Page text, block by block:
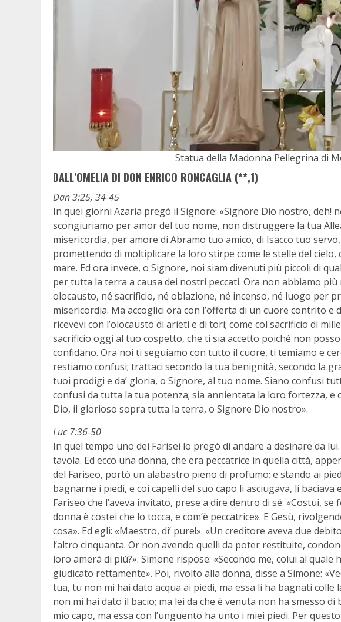
Statua della Madonna Pellegrina di
DALL’OMELIA DI DON ENRICO RONCAGLIA (**,1)
Dan 3:25, 34-45
In quei giorni Azaria pregò il Signore: «Signore Dio nostro, deh!
scongiuriamo per amor del tuo nome, non distruggere la tua
misericordia, per amore di Abramo tuo amico, di Isacco tuo
promettendo di moltiplicare la loro stirpe come le stelle del cielo,
mare. Ed ora invece, o Signore, noi siam divenuti più piccoli di
per tutta la terra a causa dei nostri peccati. Ora non abbiamo
olocausto, né sacrificio, né oblazione, né incenso, né luogo per
misericordia. Ma accoglici ora con l’offerta di un cuore contrito
ricevevi con l’olocausto di arieti e di tori; come col sacrificio di
sacrificio oggi al tuo cospetto, che ti sia accetto poiché non
confidano. Ora noi ti seguiamo con tutto il cuore, ti temiamo e
restiamo confusi; trattaci secondo la tua benignità, secondo la
tuoi prodigi e da’ gloria, o Signore, al tuo nome. Siano confusi
confusi da tutta la tua potenza; sia annientata la loro fortezza, e
Dio, il glorioso sopra tutta la terra, o Signore Dio nostro».
Luc 7:36-50
In quel tempo uno dei Farisei lo pregò di andare a desinare da
tavola. Ed ecco una donna, che era peccatrice in quella città,
del Fariseo, portò un alabastro pieno di profumo; e stando ai
bagnarne i piedi, e coi capelli del suo capo li asciugava, li
Fariseo che l’aveva invitato, prese a dire dentro di sé: «Costui,
donna è costei che lo tocca, e com’è peccatrice». E Gesù,
cosa». Ed egli: «Maestro, di’ pure!». «Un creditore aveva due
l’altro cinquanta. Or non avendo quelli da poter restituite,
loro amerà di più?». Simone rispose: «Secondo me, colui al quale
giudicato rettamente». Poi, rivolto alla donna, disse a Simone:
tua, tu non mi hai dato acqua ai piedi, ma essa li ha bagnati colle
non mi hai dato il bacio; ma lei da che è venuta non ha smesso
mio capo, ma essa con l’unguento ha unto i miei piedi. Per